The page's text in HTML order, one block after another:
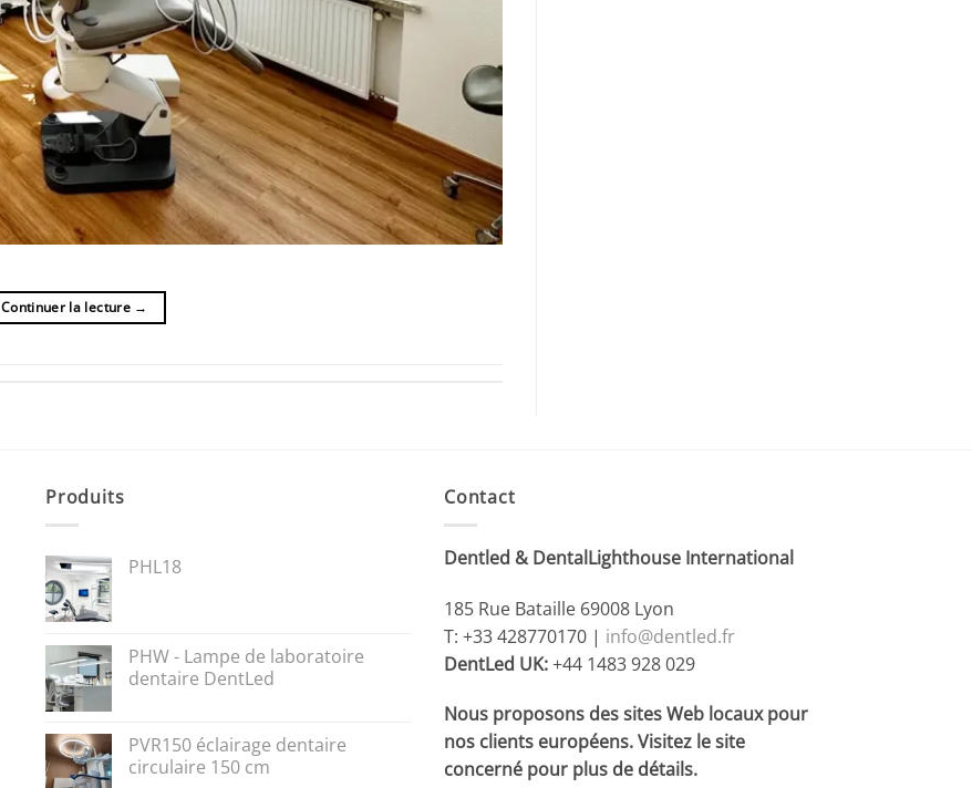
Continuer la lecture →
Produits
PHL18
PHW - Lampe de laboratoire
dentaire DentLed
PVR150 éclairage dentaire
circulaire 150 cm
Contact
Dentled & DentalLighthouse International
185 Rue Bataille 69008 Lyon
T: +33 428770170 | info@dentled.fr
DentLed UK:+44 1483 928 029
Nous proposons des sites Web locaux pour
nos clients européens. Visitez le site
concerné pour plus de détails.